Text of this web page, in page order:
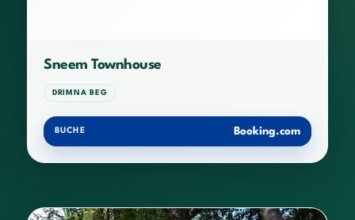
Sneem Townhouse
DRIMNA BEG
BUCHE Booking.com